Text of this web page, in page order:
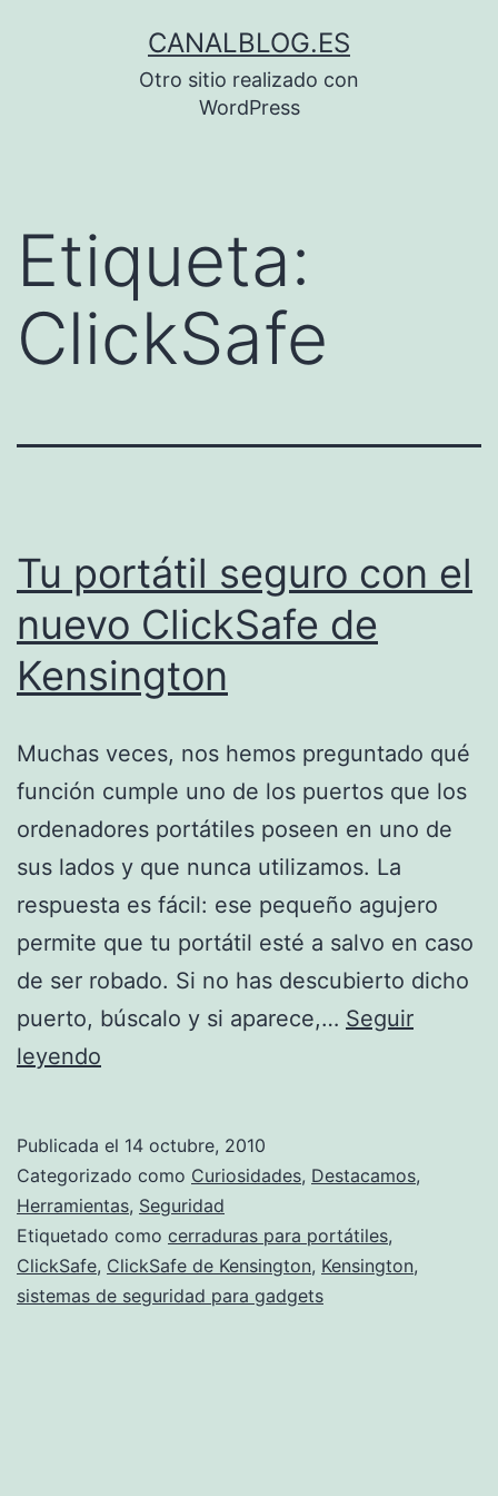
CANALBLOG.ES
Otro sitio realizado con
WordPress
Etiqueta:
ClickSafe
Tu portátil seguro con el
nuevo ClickSafe de
Kensington
Muchas veces, nos hemos preguntado qué
función cumple uno de los puertos que los
ordenadores portátiles poseen en uno de
sus lados y que nunca utilizamos. La
respuesta es fácil: ese pequeño agujero
permite que tu portátil esté a salvo en caso
de ser robado. Si no has descubierto dicho
puerto, búscalo y si aparece,… Seguir
leyendo
con
el
nuevo
ClickSafe
Publicada el 14 octubre, 2010
Categorizado como Curiosidades, Destacamos,
Herramientas, Seguridad
Etiquetado como cerraduras para portátiles,
ClickSafe, ClickSafe de Kensington, Kensington,
sistemas de seguridad para gadgets